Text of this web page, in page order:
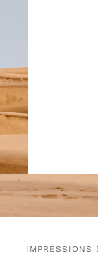
IMPRESSIONS